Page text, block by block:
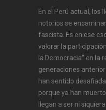
En el Perú actual, los
notorios se
fascista. Es en ese
valorar la
la Democracia” en la
generaciones
han sentido
porque ya han
llegan a ser ni